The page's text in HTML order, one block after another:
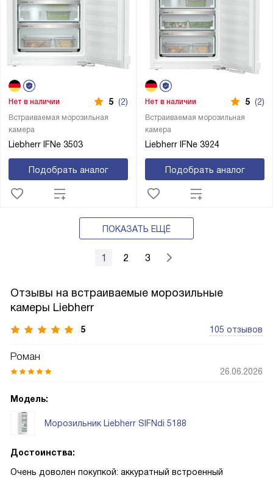
Встраиваемая морозильная
камера
Liebherr IFNe 3503
Нет в наличии 5 (2)
Подобрать аналог
Встраиваемая морозильная
камера
Liebherr IFNe 3924
Нет в наличии 5 (2)
Подобрать аналог
ПОКАЗАТЬ ЕЩЁ
1 2 3
Отзывы на встраиваемые морозильные
камеры Liebherr
5 105 отзывов
Роман
26.06.2026
Модель:
Морозильник Liebherr SIFNdi 5188
Достоинства:
Очень доволен покупкой: аккуратный встроенный